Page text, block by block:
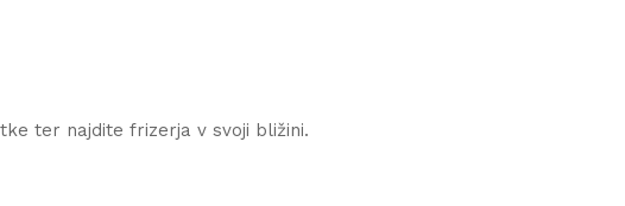
ter najdite frizerja v svoji bližini.